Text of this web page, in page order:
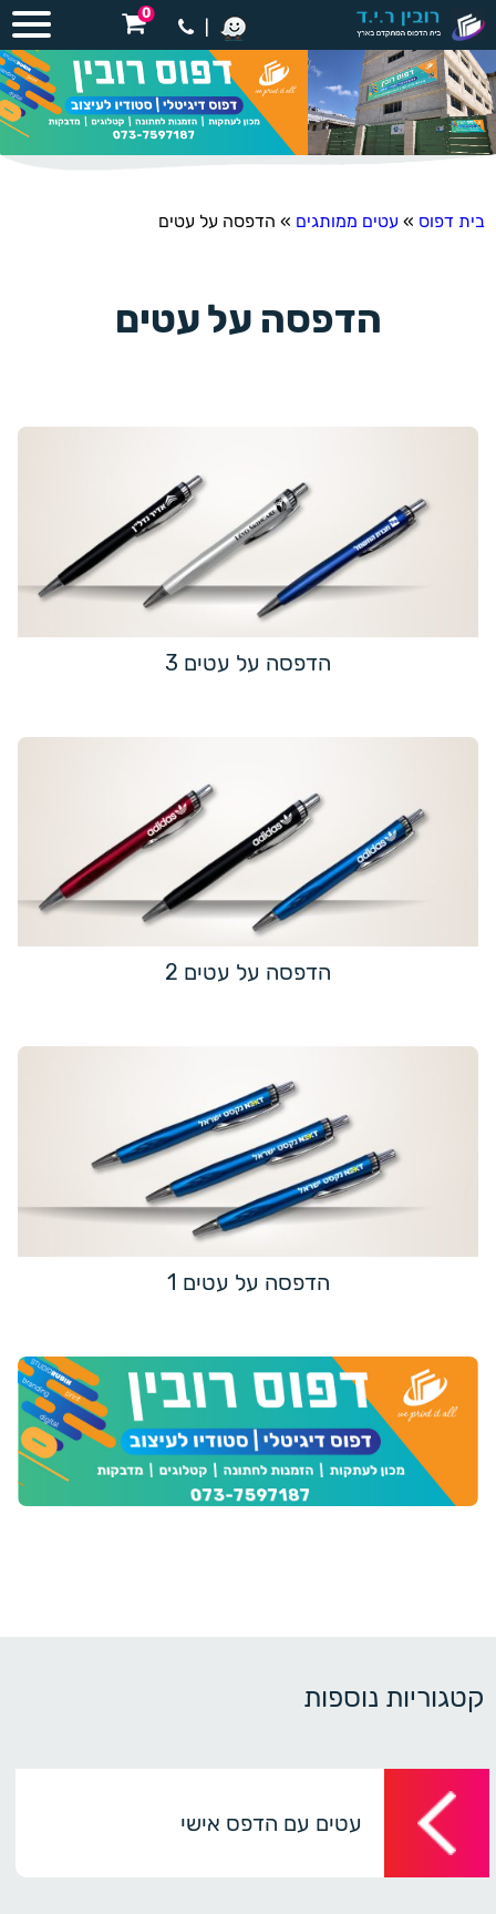
0
בית דפוס » עטים ממותגים » הדפסה על עטים
הדפסה על עטים
הדפסה על עטים 3
הדפסה על עטים 2
הדפסה על עטים 1
קטגוריות נוספות
עטים עם הדפס אישי